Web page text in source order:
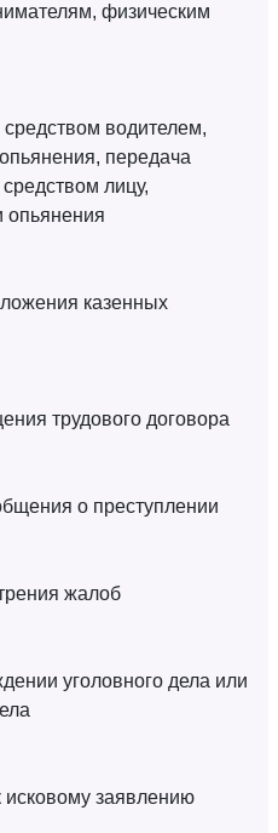
физическим
водителем,
передача
лицу,
опьянения
казенных
трудового договора
о преступлении
жалоб
уголовного дела или
заявлению